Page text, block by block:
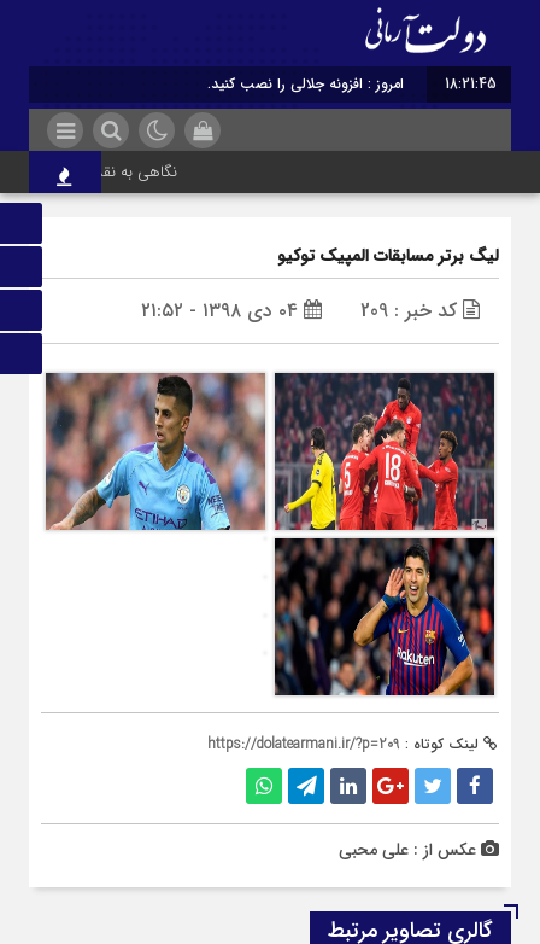
18:21:46 امروز : افزونه جلالی را نصب کنید.
نگاهی به نقش ادبیات ایران
لیگ برتر مسابقات المپیک توکیو
کد خبر : 209
لینک کوتاه : https://dolatearmani.ir/?p=209
عکس از : علی محبی
گالری تصاویر مرتبط